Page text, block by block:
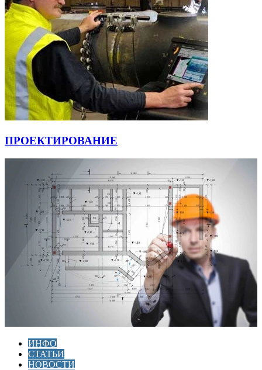
ПРОЕКТИРОВАНИЕ
ИНФО
СТАТЬИ
НОВОСТИ